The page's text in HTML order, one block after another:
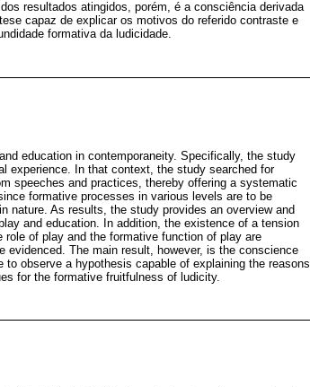
resultados atingidos, porém, é a consciência derivada
capaz de explicar os motivos do referido contraste e
formativa da ludicidade.
education in contemporaneity. Specifically, the study
experience. In that context, the study searched for
speeches and practices, thereby offering a systematic
formative processes in various levels are to be
nature. As results, the study provides an overview and
and education. In addition, the existence of a tension
of play and the formative function of play are
The main result, however, is the conscience
observe a hypothesis capable of explaining the reasons
for the formative fruitfulness of ludicity.